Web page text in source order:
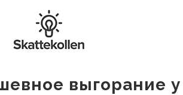
выгорание у